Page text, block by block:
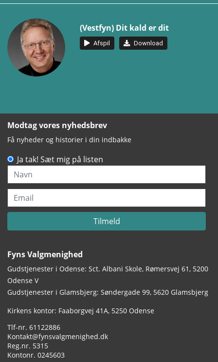
(Vestfyn) Dit kald er dit
Afspil Download
Fyns Valgmenighed
Gudstjenester i Odense: Sct. Albani Skole, Rømersvej 61, 5200
Odense V
Gudstjenester i Glamsbjerg: Søndergade 99, 5620 Glamsbjerg
Adresse:
Kirkens kontor: Faaborgvej 41A 5250 Odense
Tlf.:
61122886
Email:
Kontakt@fynsvalgmenighed.dk
Reg.nr.:
5315
Kontonummer:
0245603
Modtag vores nyhedsbrev
Få nyheder og historier i din indbakke
Ja tak! Sæt mig på listen
Navn
Email
Tilmeld